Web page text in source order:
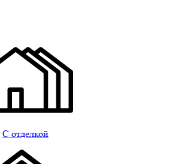
С отделкой